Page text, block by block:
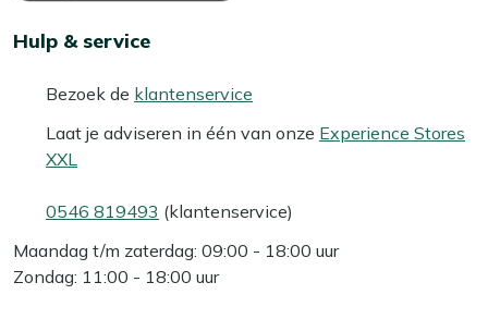
Hulp & service
Bezoek de klantenservice
Laat je adviseren in één van onze Experience Stores
XXL
0546 819493 (klantenservice)
Maandag t/m zaterdag: 09:00 - 18:00 uur
Zondag: 11:00 - 18:00 uur